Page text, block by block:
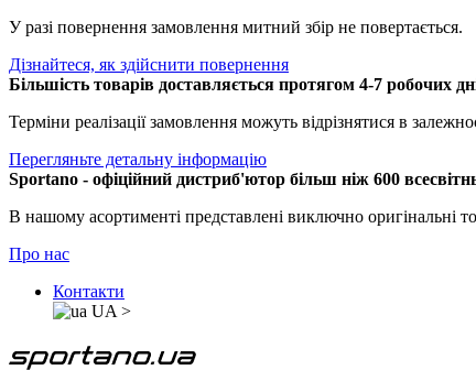
У разі повернення замовлення митний збір не повертається.
Дізнайтеся, як здійснити повернення
Більшість товарів доставляється протягом 4-7 робочих
Терміни реалізації замовлення можуть відрізнятися в
Перегляньте детальну інформацію
Sportano - офіційний дистриб'ютор більш ніж 600
В нашому асортименті представлені виключно оригінальні
Про нас
Контакти
UA >